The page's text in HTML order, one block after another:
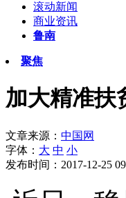
滚动新闻
商业资讯
鲁南
聚焦
加大精准扶
文章来源： 中国网
字体： 大 中 小
发布时间：2017-12-25